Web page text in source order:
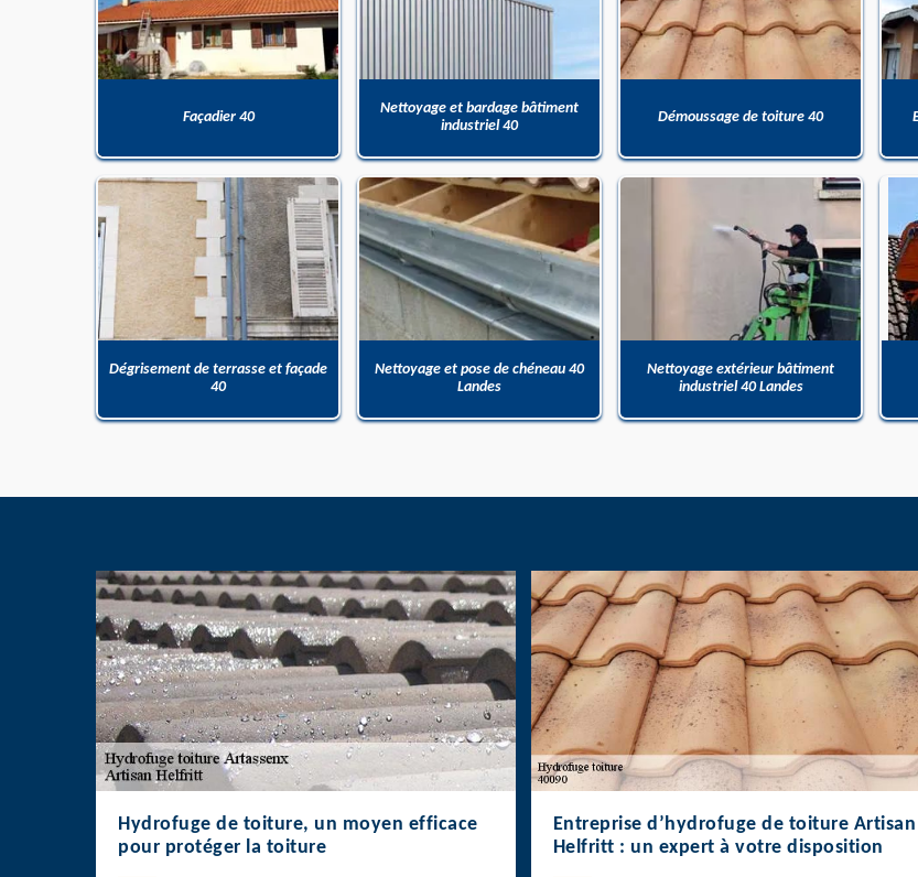
Façadier 40
Nettoyage et bardage bâtiment
industriel 40
Démoussage de toiture 40
Dégrisement de terrasse et façade
40
Nettoyage et pose de chéneau 40
Landes
Nettoyage extérieur bâtiment
industriel 40 Landes
Hydrofuge de toiture, un moyen efficace
pour protéger la toiture
Entreprise d’hydrofuge de toiture Artisan
Helfritt : un expert à votre disposition